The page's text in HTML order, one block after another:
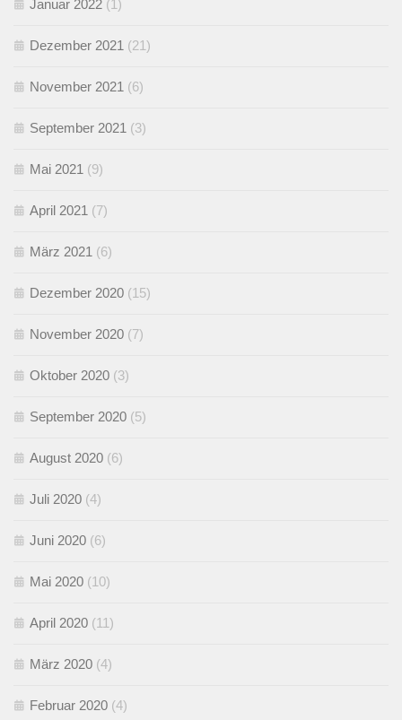
Januar 2022 (1)
Dezember 2021 (21)
November 2021 (6)
September 2021 (3)
Mai 2021 (9)
April 2021 (7)
März 2021 (6)
Dezember 2020 (15)
November 2020 (7)
Oktober 2020 (3)
September 2020 (5)
August 2020 (6)
Juli 2020 (4)
Juni 2020 (6)
Mai 2020 (10)
April 2020 (11)
März 2020 (4)
Februar 2020 (4)